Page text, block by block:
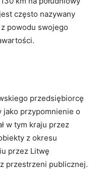
często nazywany
powodu swojego
przedsiębiorcę
jako przypomnienie o
w tym kraju przez
z okresu
przez Litwę
przestrzeni publicznej.